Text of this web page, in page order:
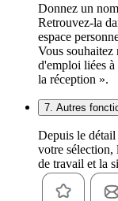
Donnez un
Retrouvez-la
espace
Vous
d'emploi liées
la réception ».
7. Autres
Depuis le
votre sélection,
de travail et la